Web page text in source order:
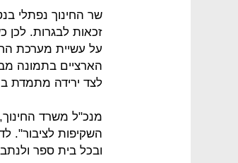
שר החינוך נפתלי
זכאות לבגרות. לכן
על עשיית מערכת
הארציים בתמונה
לצד ירידה מתמדת
מנכ"ל משרד
השקיפות לציבור".
ובכל בית ספר